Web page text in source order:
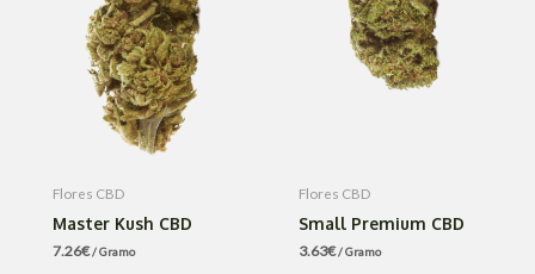
Flores CBD
Master Kush CBD
7.26€/ Gramo
Flores CBD
Small Premium CBD
3.63€/ Gramo